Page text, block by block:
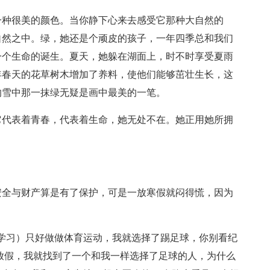
很美的颜色。当你静下心来去感受它那种大自然的
之中。绿，她还是个顽皮的孩子，一年四季总和我们
生命的诞生。夏天，她躲在湖面上，时不时享受夏雨
天的花草树木增加了养料，使他们能够茁壮生长，这
中那一抹绿无疑是画中最美的一笔。
表着青春，代表着生命，她无处不在。她正用她所拥
与财产算是有了保护，可是一放寒假就闷得慌，因为
习）只好做做体育运动，我就选择了踢足球，你别看纪
，我就找到了一个和我一样选择了足球的人，为什么